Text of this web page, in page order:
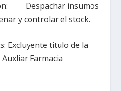
Despachar insumos
y controlar el stock.
Excluyente titulo de la
Farmacia